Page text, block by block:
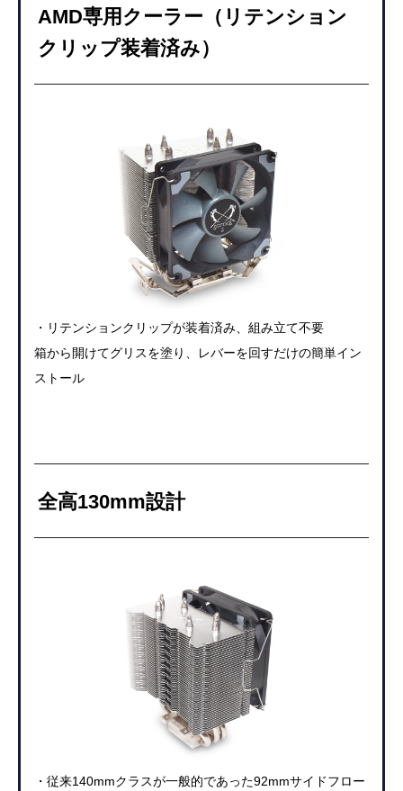
AMD専用クーラー（リテンション
クリップ装着済み）
・リテンションクリップが装着済み、組み立て不要
箱から開けてグリスを塗り、レバーを回すだけの簡単イン
ストール
全高130mm設計
・従来140mmクラスが一般的であった92mmサイドフロー